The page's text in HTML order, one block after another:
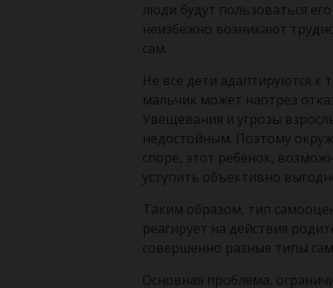
люди будут пользоваться
неизбежно возникают
сам.
Не все дети адаптируются к
мальчик может наотрез
Увещевания и угрозы
недостойным. Поэтому
споре, этот ребенок,
уступить объективно
Таким образом, тип
реагирует на действия
совершенно разные типы
Основная проблема,